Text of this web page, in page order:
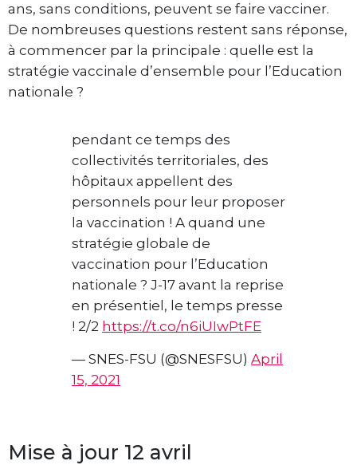
ans, sans conditions, peuvent se faire vacciner.
De nombreuses questions restent sans réponse,
à commencer par la principale : quelle est la
stratégie vaccinale d’ensemble pour l’Education
nationale ?
pendant ce temps des
collectivités territoriales, des
hôpitaux appellent des
personnels pour leur proposer
la vaccination ! A quand une
stratégie globale de
vaccination pour l’Education
nationale ? J-17 avant la reprise
en présentiel, le temps presse
! 2/2 https://t.co/n6iUIwPtFE
— SNES-FSU (@SNESFSU) April
15, 2021
Mise à jour 12 avril